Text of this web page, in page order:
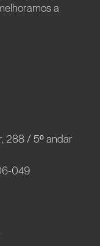
a
288 / 5º andar
049